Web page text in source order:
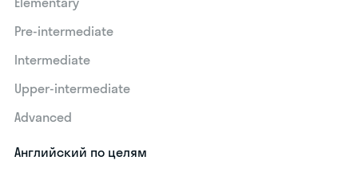
Pre-intermediate
Intermediate
Upper-intermediate
Advanced
Английский по целям